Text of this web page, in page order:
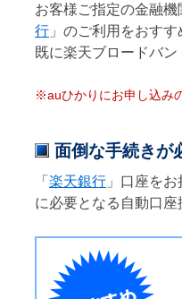
お客様ご指定の金融
行 」のご利用をおすす
既に楽天ブロードバ
※auひかりにお申し込み
面倒な手続きが
「 楽天銀行 」口座を
に必要となる自動口